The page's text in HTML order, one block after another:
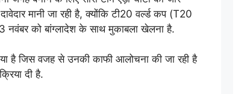
मानी जा रही है, क्योंकि टी20 वर्ल्ड कप (T20
नवंबर को बांग्लादेश के साथ मुकाबला खेलना है.
है जिस वजह से उनकी काफी आलोचना की जा रही है
दी है.